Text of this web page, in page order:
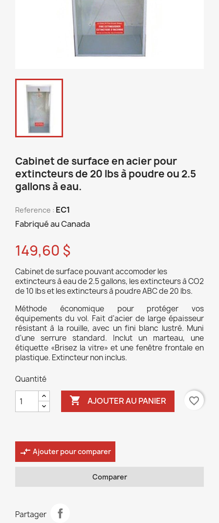
Cabinet de surface en acier pour
extincteurs de 20 lbs à poudre ou 2.5
gallons à eau.
Reference : EC1
Fabriqué au Canada
149,60 $
Cabinet de surface pouvant accomoder les
extincteurs à eau de 2.5 gallons, les extincteurs à CO2
de 10 lbs et les extincteurs à poudre ABC de 20 lbs.
Méthode économique pour protéger vos
équipements du vol. Fait d'acier de large épaisseur
résistant à la rouille, avec un fini blanc lustré. Muni
d'une serrure standard. Inclut un marteau, une
étiquette «Brisez la vitre» et une fenêtre frontale en
plastique. Extincteur non inclus.
Quantité
 AJOUTER AU PANIER favorite_border
compare_arrows Ajouter pour comparer
Comparer
Partager